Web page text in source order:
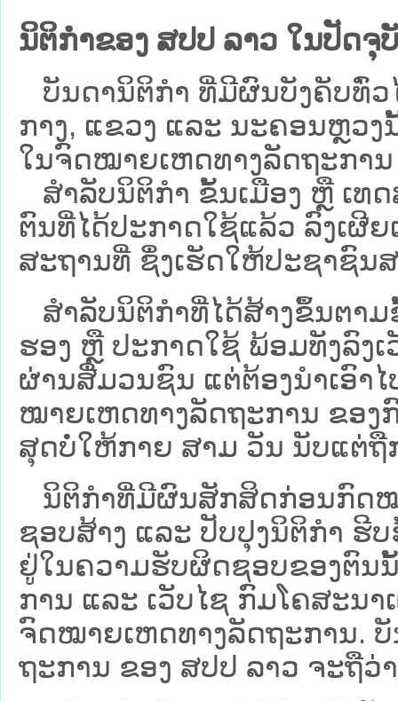
ນິຕິກຳຂອງ ສປປ ລາວ ໃນປັດ
ບັນດານິຕິກໍາ ທີ່ມີຜົນບັງຄັບທົ່
ກາງ, ແຂວງ ແລະ ນະຄອນຫຼວ
ໃນຈົດໝາຍເຫດທາງລັດຖະການ
ສຳລັບນິ​ຕິ​ກຳ ຂັ້ນເມືອງ ຫຼື ເທ
ຕົນທີ່ໄດ້ປະກາດໃຊ້ແລ້ວ ລົງ​ເຜີ
ສະຖານທີ່ ຊຶ່ງເຮັດໃຫ້ປະຊາຊົນສ
ສໍາລັບນິຕິກໍາທີ່ໄດ້ສ້າງຂຶ້ນຕາ
ຮອງ ຫຼື ປະກາດໃຊ້ ພ້ອມທັງລົງ
ຜ່ານສື່ມວນຊົນ ແຕ່ຕ້ອງນໍາເອົາ
ໝາຍ​ເຫດ​ທາງ​ລັດ​ຖະ​ການ​ ຂອ
ສຸດບໍ່ໃຫ້ກາຍ ສາມ ວັນ ນັບແຕ່ຖື
ນິ​ຕິ​ກຳ​ທີ່​ມີ​ຜົນ​ສັກ​ສິດ​ກ່ອນ​ກົດ​ໝ
ຊອບ​ສ້າງ ແລະ ປັບ​ປຸງນິ​ຕິ​ກຳ ຮີ
ຢູ່ໃນຄວາມຮັບຜິດຊອບຂອງຕົນ
ການ ແລະ ເວັບໄຊ​ ກົມໂຄສະນ
ຈົດໝາຍເຫດທາງລັດຖະການ.
ຖະ​ການ ຂອງ ສປ​ປ ລາວ ​ຈະຖື​